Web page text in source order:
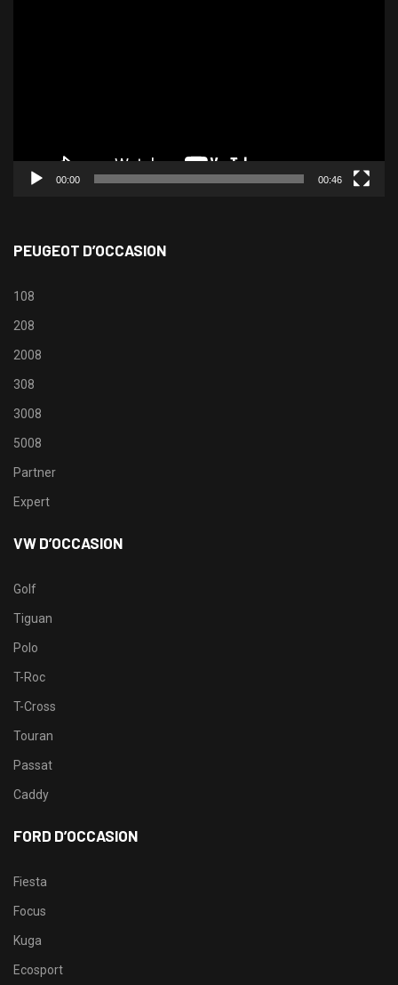
00:00 00:46
PEUGEOT D’OCCASION
108
208
2008
308
3008
5008
Partner
Expert
VW D’OCCASION
Golf
Tiguan
Polo
T-Roc
T-Cross
Touran
Passat
Caddy
FORD D’OCCASION
Fiesta
Focus
Kuga
Ecosport